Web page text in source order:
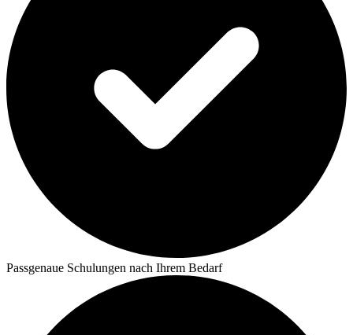
Passgenaue Schulungen nach Ihrem Bedarf